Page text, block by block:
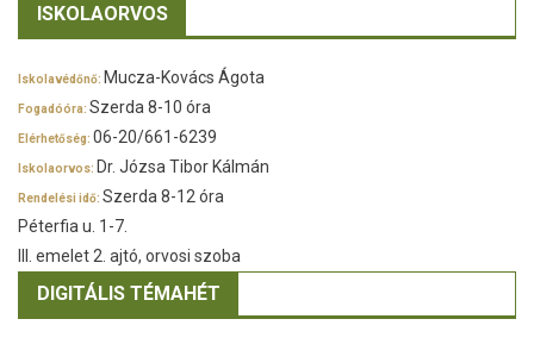
ISKOLAORVOS
Iskolavédőnő: Mucza-Kovács Ágota
Fogadóóra: Szerda 8-10 óra
Elérhetőség: 06-20/661-6239
Iskolaorvos: Dr. Józsa Tibor Kálmán
Rendelési idő: Szerda 8-12 óra
Péterfia u. 1-7.
III. emelet 2. ajtó, orvosi szoba
DIGITÁLIS TÉMAHÉT